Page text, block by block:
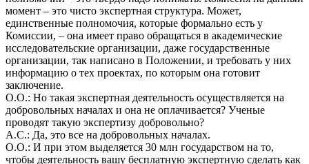
момент – это чисто экспертная структура. Может,
единственные полномочия, которые формально есть у
Комиссии, – она имеет право обращаться в академические
исследовательские организации, даже государственные
организации, так написано в Положении, и требовать у них
информацию о тех проектах, по которым она готовит
заключение.
О.О.: Но такая экспертная деятельность осуществляется на
добровольных началах и она не оплачивается? Ученые
проводят такую экспертизу добровольно?
А.С.: Да, это все на добровольных началах.
О.О.: И при этом выделяется 30 млн государством на то,
чтобы деятельность вашу бесплатную экспертную сделать как